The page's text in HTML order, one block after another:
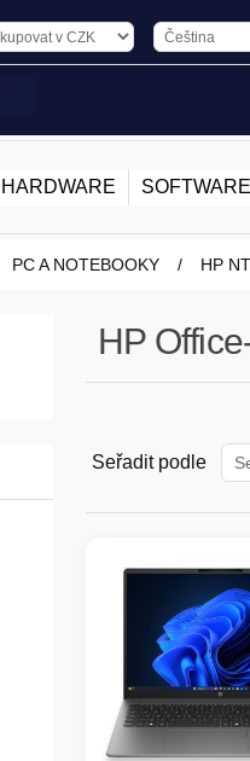
HARDWARE SOFTWARE
PC A NOTEBOOKY / HP
HP
Seřadit podle